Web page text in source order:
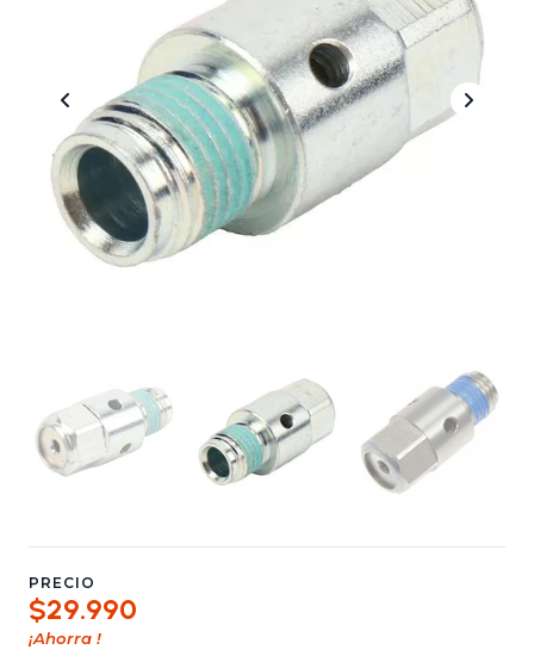
PRECIO
$29.990
¡Ahorra !